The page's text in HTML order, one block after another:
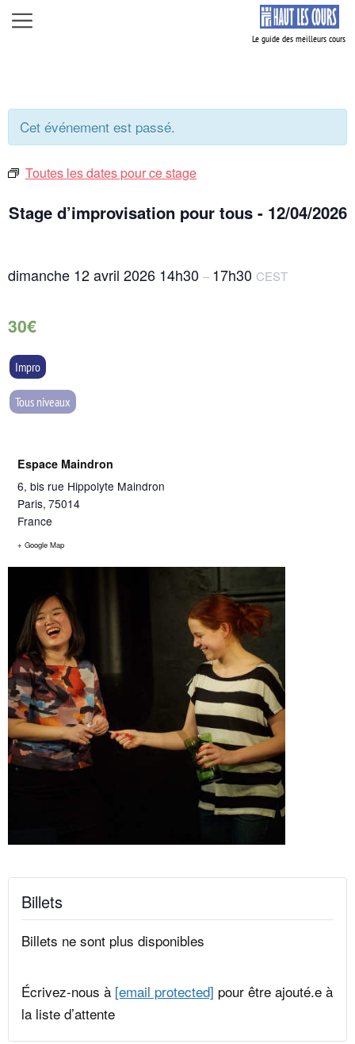
Aller
au
Menu
Cet événement est passé.
Toutes les dates pour ce stage
Stage d’improvisation pour tous - 12/04/2026
dimanche 12 avril 2026 14h30 – 17h30 CEST
30€
Impro
Tous niveaux
Espace Maindron
6, bis rue Hippolyte Maindron
Paris, 75014
France
+ Google Map
Billets
Billets ne sont plus disponibles
Écrivez-nous à [email protected] pour être ajouté.e à
la liste d’attente